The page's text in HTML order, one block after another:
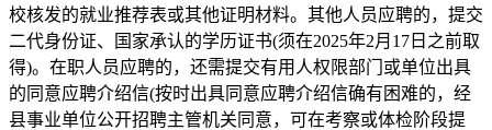
校核发的就业推荐表或其他证明材料。其他人员应聘的，提交
二代身份证、国家承认的学历证书(须在2025年2月17日之前取
得)。在职人员应聘的，还需提交有用人权限部门或单位出具
的同意应聘介绍信(按时出具同意应聘介绍信确有困难的，经
县事业单位公开招聘主管机关同意，可在考察或体检阶段提